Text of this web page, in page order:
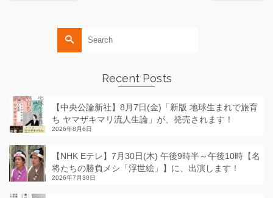
Search
Recent Posts
【中央公論新社】8月7日(金)「新版 地球生まれで旅育
ち ヤマザキマリ流人生論」が、発売されます！
2026年8月6日
【NHK Eテレ】7月30日(木) 午後9時半～午後10時【名
将たちの勝負メシ「浮世絵」】に、出演します！
2026年7月30日